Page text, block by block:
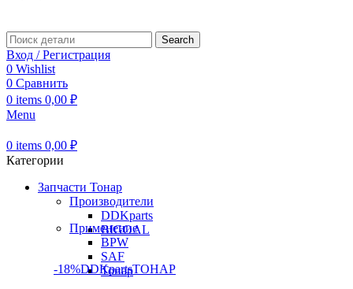
Search
Вход / Регистрация
0 Wishlist
0 Сравнить
0 items 0,00 ₽
Menu
0 items 0,00 ₽
Категории
Запчасти Тонар
Производители
DDKparts
BIGOAL
Применение
BPW
SAF
Тонар
-18%DDKpartsТОНАР